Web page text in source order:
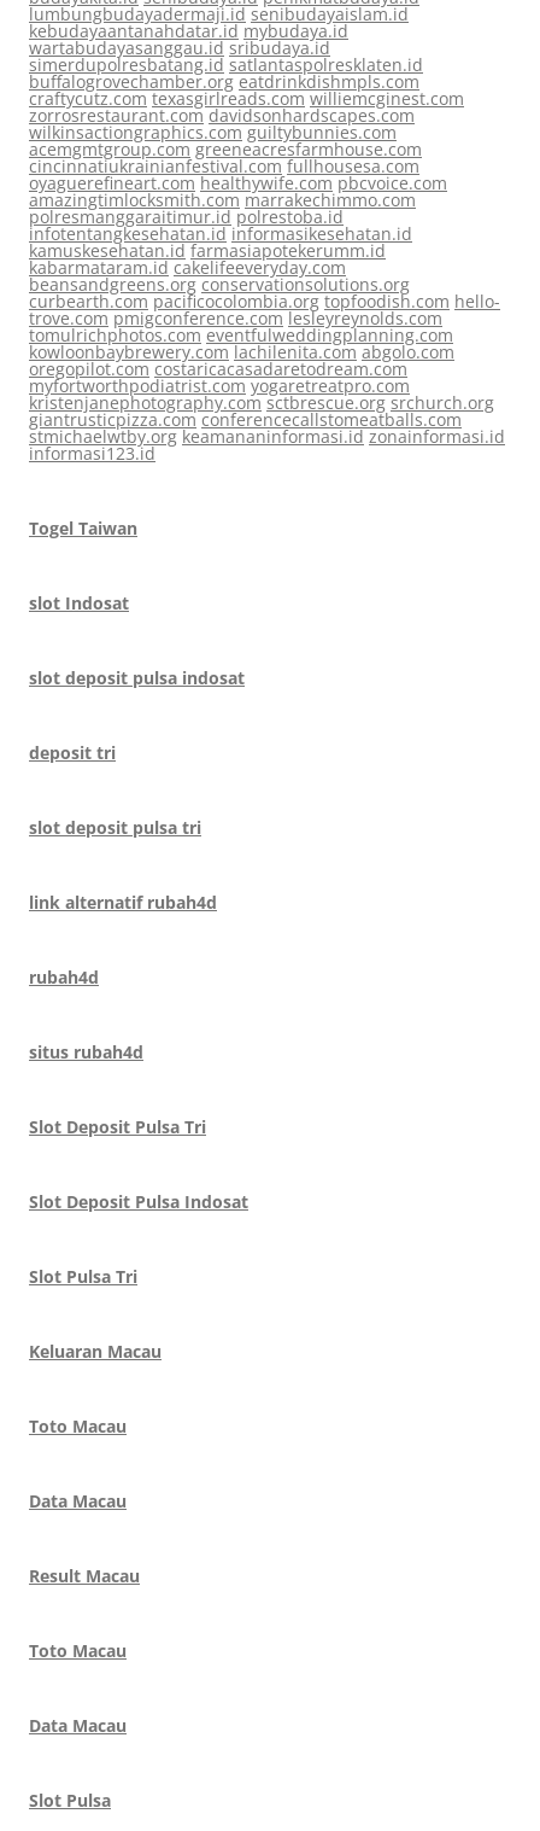
lumbungbudayadermaji.id senibudayaislam.id
kebudayaantanahdatar.id mybudaya.id
wartabudayasanggau.id sribudaya.id
simerdupolresbatang.id satlantaspolresklaten.id
buffalogrovechamber.org eatdrinkdishmpls.com
craftycutz.com texasgirlreads.com williemcginest.com
zorrosrestaurant.com davidsonhardscapes.com
wilkinsactiongraphics.com guiltybunnies.com
acemgmtgroup.com greeneacresfarmhouse.com
cincinnatiukrainianfestival.com fullhousesa.com
oyaguerefineart.com healthywife.com pbcvoice.com
amazingtimlocksmith.com marrakechimmo.com
polresmanggaraitimur.id polrestoba.id
infotentangkesehatan.id informasikesehatan.id
kamuskesehatan.id farmasiapotekerumm.id
kabarmataram.id cakelifeeveryday.com
beansandgreens.org conservationsolutions.org
curbearth.com pacificocolombia.org topfoodish.com hello-
trove.com pmigconference.com lesleyreynolds.com
tomulrichphotos.com eventfulweddingplanning.com
kowloonbaybrewery.com lachilenita.com abgolo.com
oregopilot.com costaricacasadaretodream.com
myfortworthpodiatrist.com yogaretreatpro.com
kristenjanephotography.com sctbrescue.org srchurch.org
giantrusticpizza.com conferencecallstomeatballs.com
stmichaelwtby.org keamananinformasi.id zonainformasi.id
informasi123.id
Togel Taiwan
slot Indosat
slot deposit pulsa indosat
deposit tri
slot deposit pulsa tri
link alternatif rubah4d
rubah4d
situs rubah4d
Slot Deposit Pulsa Tri
Slot Deposit Pulsa Indosat
Slot Pulsa Tri
Keluaran Macau
Toto Macau
Data Macau
Result Macau
Toto Macau
Data Macau
Slot Pulsa